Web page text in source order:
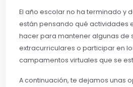
El año escolar no ha terminado y
están pensando qué actividades
hacer para mantener algunas de
extracurriculares o participar en
campamentos virtuales que se
A continuación, te dejamos unas